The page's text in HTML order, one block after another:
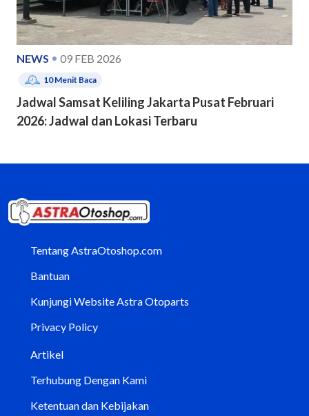
NEWS 09 FEB 2026
10Menit Baca
Jadwal Samsat Keliling Jakarta Pusat Februari
2026: Jadwal dan Lokasi Terbaru
Tentang AstraOtoshop.com
Bantuan
Kunjungi Website Astra Otoparts
Privacy Policy
Artikel
Terhubung Dengan Kami
Ketentuan dan Kebijakan